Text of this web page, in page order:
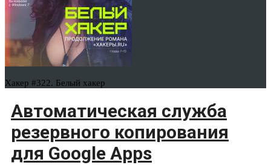
Хакер #322. Белый хакер
Автоматическая служба
резервного копирования
для Google Apps